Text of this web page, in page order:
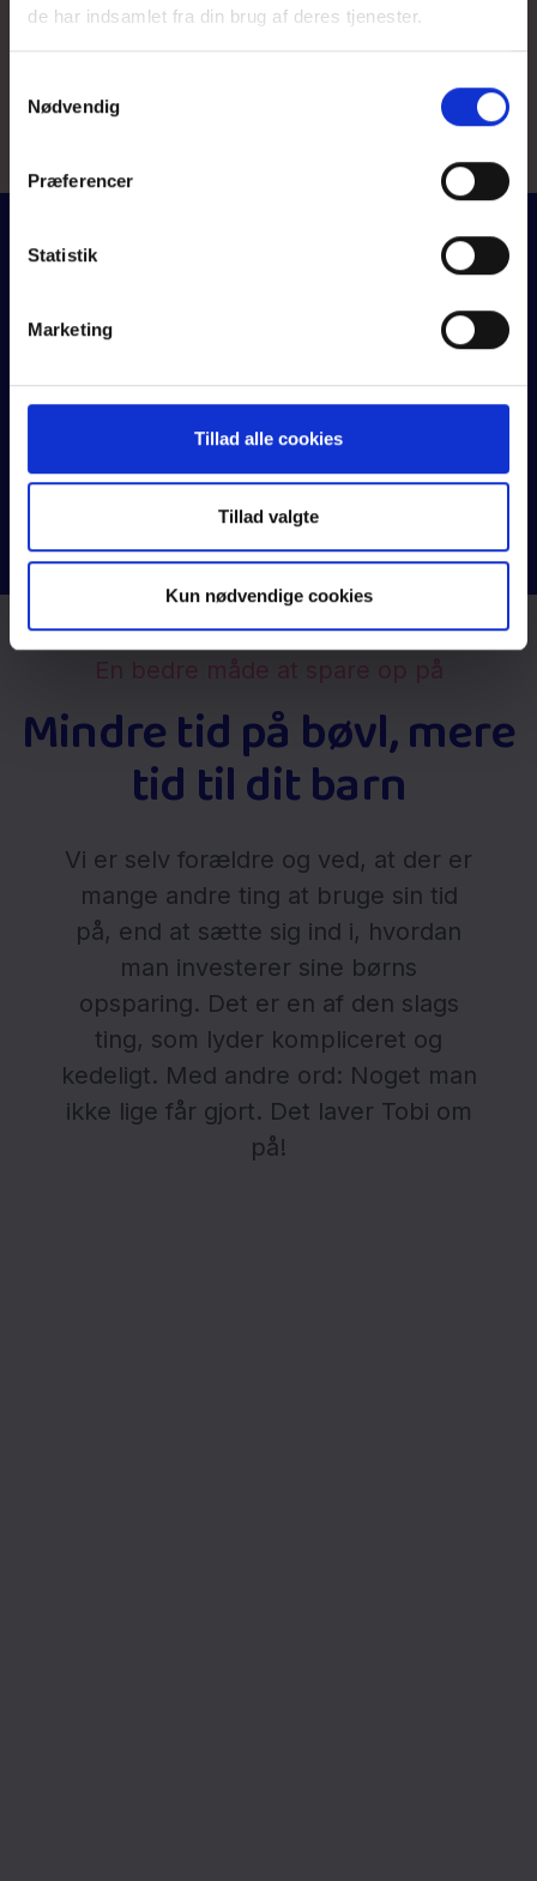
de har indsamlet fra din brug af deres tjenester.
Nødvendig
Præferencer
Statistik
Marketing
Tillad alle cookies
Tillad valgte
Kun nødvendige cookies
En bedre måde at spare op på
Mindre tid på bøvl, mere
tid til dit barn
Vi er selv forældre og ved, at der er
mange andre ting at bruge sin tid
på, end at sætte sig ind i, hvordan
man investerer sine børns
opsparing. Det er en af den slags
ting, som lyder kompliceret og
kedeligt. Med andre ord: Noget man
ikke lige får gjort. Det laver Tobi om
på!